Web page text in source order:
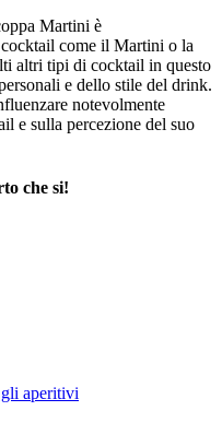
Martini è
come il Martini o la
altri tipi di cocktail in questo
e dello stile del drink.
notevolmente
e sulla percezione del suo
che si!
aperitivi